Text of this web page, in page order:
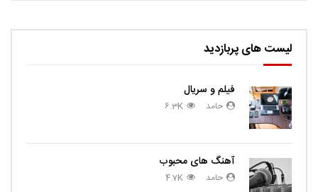
لیست های پربازدید
فیلم و سریال
حامد 6.3K
آهنگ های محبوب
حامد 4.7K